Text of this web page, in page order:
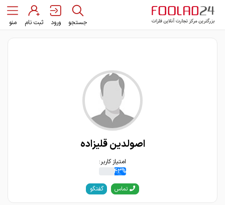
جستجو ورود ثبت نام منو
اصولدین قلیزاده
امتیاز کاربر:
43%
تماس گفتگو